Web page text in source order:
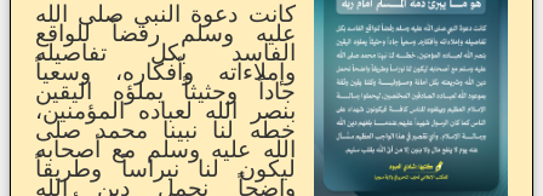
كانت دعوة النبي صلى الله
عليه وسلم رفضاً للواقع
الفاسد بكل تفاصيله
وإملاءاته وأفكاره، وسعياً
جاداً وحثيثاً يملؤه اليقين
بنصر الله لعباده المؤمنين،
خطه لنا نبينا محمد صلى
الله عليه وسلم مع أصحابه
ليكون لنا نبراساً وطريقاً
واضحاً نحمل دين الله